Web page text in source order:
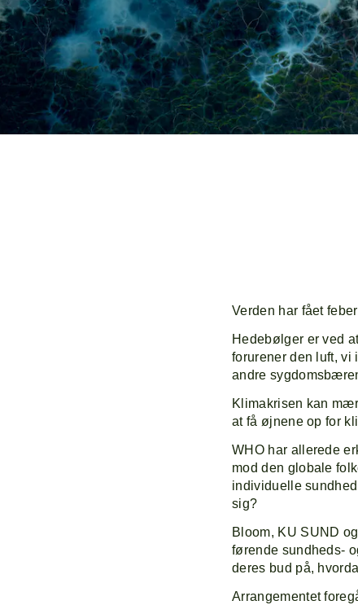
Verden har fået
Hedebølger er ved
forurener den luft, vi
andre
Klimakrisen kan
at få øjnene op for
WHO har allerede
mod den globale
individuelle
sig?
Bloom, KU SUND
førende sundheds-
deres bud på,
Arrangementet